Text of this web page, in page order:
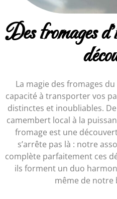
Des fromages
La magie des fromages
capacité à transporter vos
distinctes et inoubliables.
camembert local à la
fromage est une
s’arrête pas là : notre
complète parfaitement ces
ils forment un duo
même de notre